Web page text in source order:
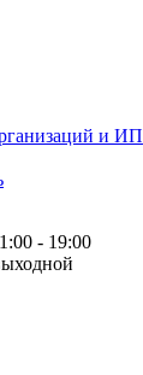
и ИП
- 19:00